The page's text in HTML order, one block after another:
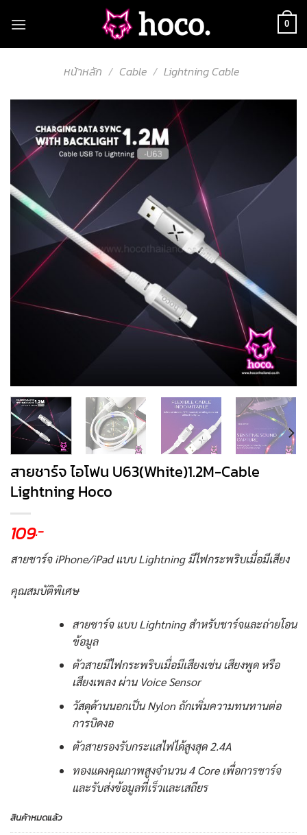
0
หน้าหลัก / Cable / Lightning Cable
สายชาร์จ ไอโฟน U63(White)1.2M-Cable
Lightning Hoco
109.-
สายชาร์จ iPhone/iPad แบบ Lightning มีไฟกระพริบเมื่อมีเสียง
คุณสมบัติพิเศษ
สายชาร์จ แบบ Lightning สำหรับชาร์จและถ่ายโอน
ข้อมูล
ตัวสายมีไฟกระพริบเมื่อมีเสียงเช่น เสียงพูด หรือ
เสียงเพลง ผ่าน Voice Sensor
วัสดุด้านนอกเป็น Nylon ถักเพิ่มความทนทานต่อ
การบิดงอ
ตัวสายรองรับกระแสไฟได้สูงสุด 2.4A
ทองแดงคุณภาพสูงจำนวน 4 Core เพื่อการชาร์จ
และรับส่งข้อมูลที่เร็วและเสถียร
สินค้าหมดแล้ว